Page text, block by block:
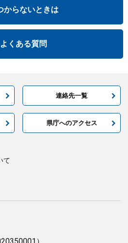
からないときは
よくある質問
連絡先一覧
県庁へのアクセス
て